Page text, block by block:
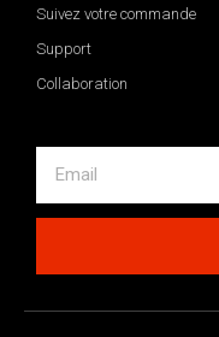
Suivez votre commande
Support
Collaboration